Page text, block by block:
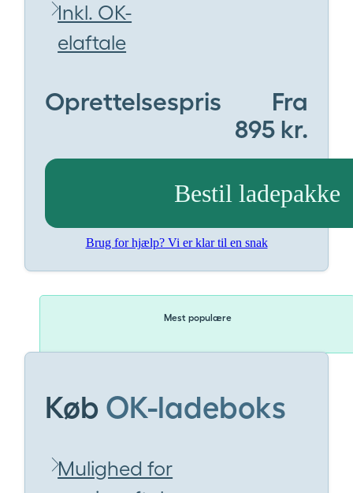
Inkl. OK-
elaftale
Oprettelsespris
Fra
895 kr.
Bestil ladepakke
Brug for hjælp? Vi er klar til en snak
Mest populære
Køb OK-ladeboks
Mulighed for